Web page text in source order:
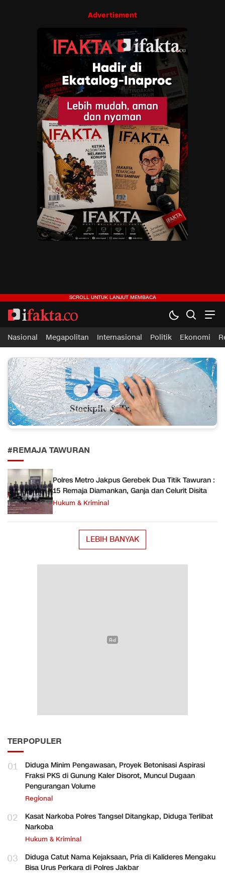
Advertisment
ifakta.co
#pastibenar
Nasional Megapolitan Internasional Politik Ekonomi
#REMAJA TAWURAN
Polres Metro Jakpus Gerebek Dua Titik Tawuran :
15 Remaja Diamankan, Ganja dan Celurit Disita
Hukum & Kriminal
LEBIH BANYAK
TERPOPULER
01
Diduga Minim Pengawasan, Proyek Betonisasi Aspirasi
Fraksi PKS di Gunung Kaler Disorot, Muncul Dugaan
Pengurangan Volume
Regional
02
Kasat Narkoba Polres Tangsel Ditangkap, Diduga Terlibat
Narkoba
Hukum & Kriminal
03
Diduga Catut Nama Kejaksaan, Pria di Kalideres Mengaku
Bisa Urus Perkara di Polres Jakbar